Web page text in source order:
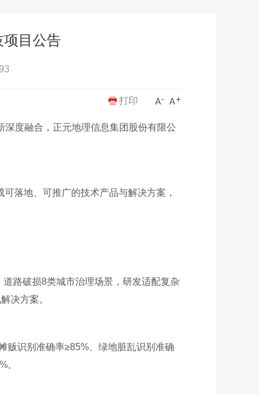
项目公告
打印
度融合，正元地理信息集团股份有限公
落地、可推广的技术产品与解决方案，
路破损8类城市治理场景，研发适配复杂
决方案。
贩识别准确率≥85%、绿地脏乱识别准确
。